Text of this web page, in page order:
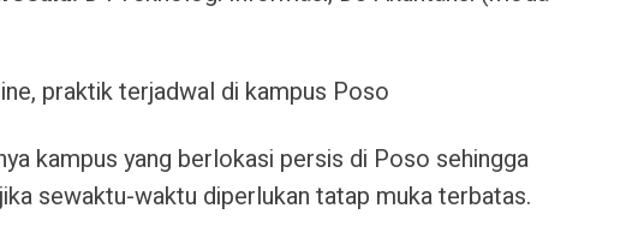
praktik terjadwal di kampus Poso
kampus yang berlokasi persis di Poso sehingga
sewaktu-waktu diperlukan tatap muka terbatas.